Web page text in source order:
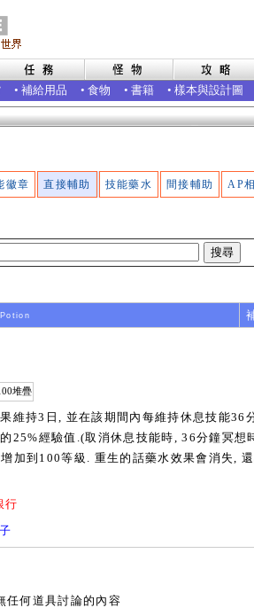
• 補給用品 • 食物 • 書籍 • 樣本與設計圖
徽章 直接輔助 技能藥水 間接輔助 AP
堆疊
維持3日, 並在該期間內每維持休息技能36
25%經驗值.(取消休息技能時, 36分鐘冥想
加到100等級. 重生的話藥水效果會消失,
行
任何道具討論的內容